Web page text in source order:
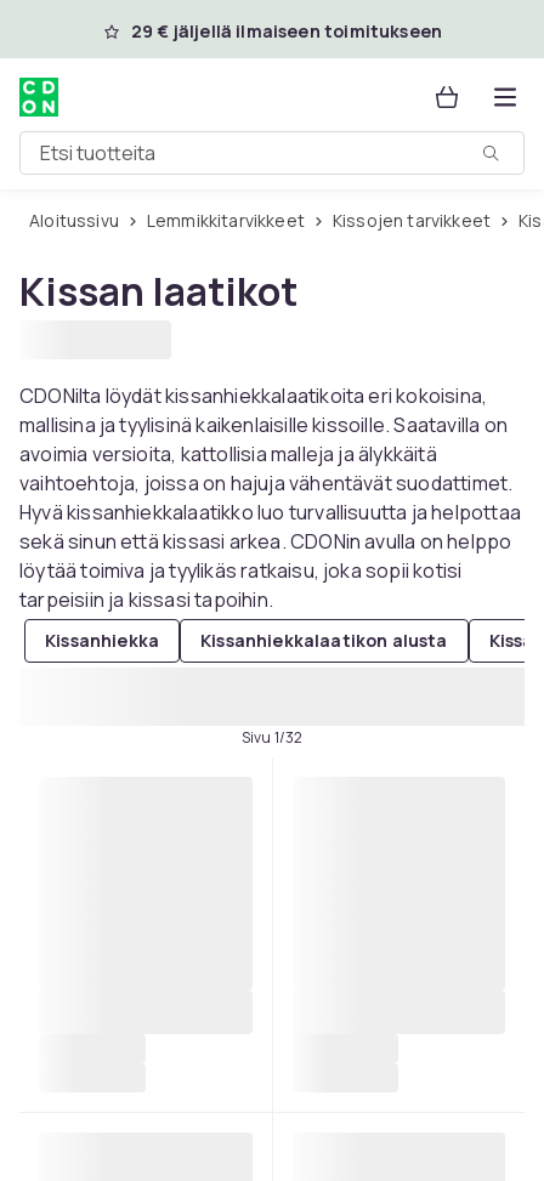
Ohita ja siirry pääsisältöön
29 € jäljellä ilmaiseen toimitukseen
Etsi tuotteita
Aloitussivu Lemmikkitarvikkeet Kissojen tarvikkeet
Kissan laatikot
CDONilta löydät kissanhiekkalaatikoita eri kokoisina,
mallisina ja tyylisinä kaikenlaisille kissoille. Saatavilla on
avoimia versioita, kattollisia malleja ja älykkäitä
vaihtoehtoja, joissa on hajuja vähentävät suodattimet.
Hyvä kissanhiekkalaatikko luo turvallisuutta ja helpottaa
sekä sinun että kissasi arkea. CDONin avulla on helppo
löytää toimiva ja tyylikäs ratkaisu, joka sopii kotisi
tarpeisiin ja kissasi tapoihin.
Kissanhiekka Kissanhiekkalaatikon alusta
Sivu 1/32